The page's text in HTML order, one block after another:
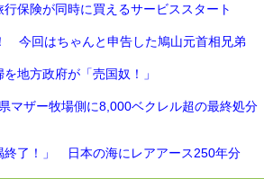
保険が同時に買えるサービススタート
今回はちゃんと申告した鳩山元首相兄弟
地方政府が「売国奴！」
マザー牧場側に8,000ベクレル超の最終処分
終了！」 日本の海にレアアース250年分